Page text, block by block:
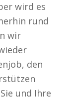
wird es
rund
wir
den
und Ihre